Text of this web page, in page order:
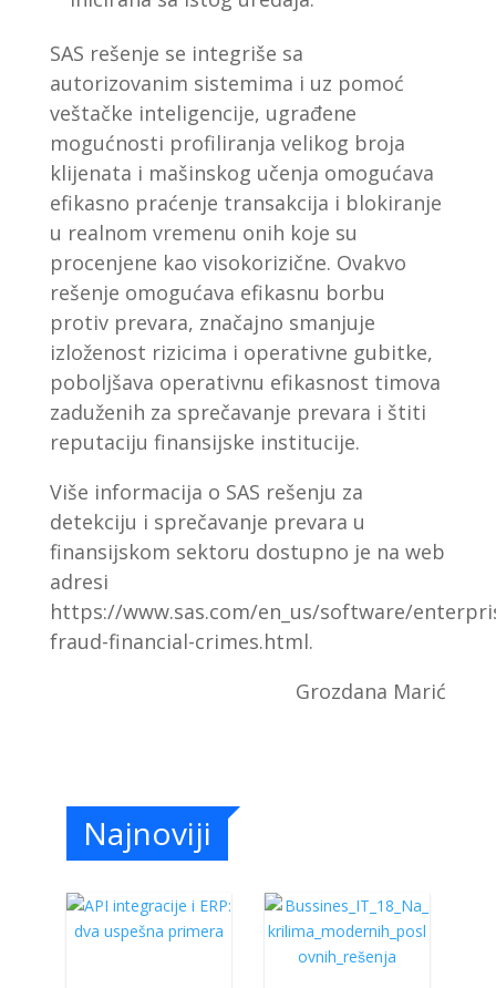
SAS rešenje se integriše sa
autorizovanim sistemima i uz pomoć
veštačke inteligencije, ugrađene
mogućnosti profiliranja velikog broja
klijenata i mašinskog učenja omogućava
efikasno praćenje transakcija i blokiranje
u realnom vremenu onih koje su
procenjene kao visokorizične. Ovakvo
rešenje omogućava efikasnu borbu
protiv prevara, značajno smanjuje
izloženost rizicima i operativne gubitke,
poboljšava operativnu efikasnost timova
zaduženih za sprečavanje prevara i štiti
reputaciju finansijske institucije.
Više informacija o SAS rešenju za
detekciju i sprečavanje prevara u
finansijskom sektoru dostupno je na web
adresi
https://www.sas.com/en_us/software/
fraud-financial-crimes.html.
Grozdana Marić
Najnoviji